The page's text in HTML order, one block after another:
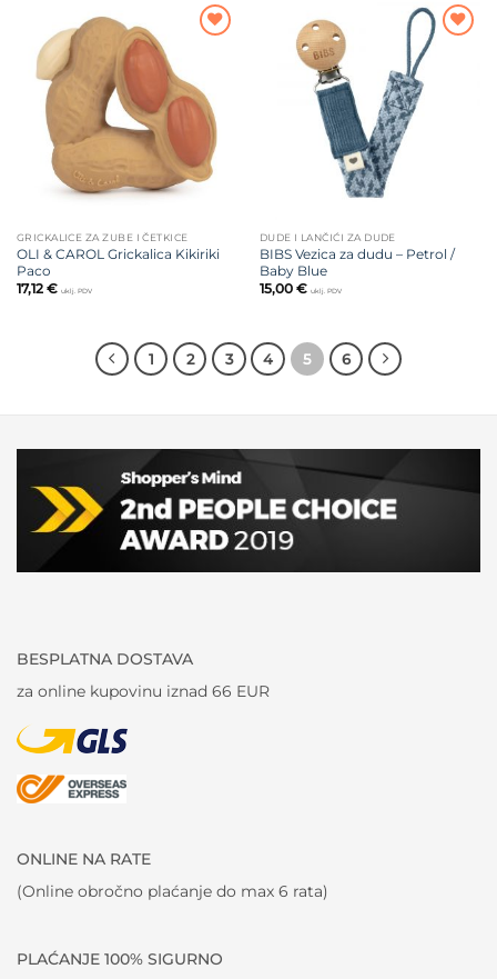
GRICKALICE ZA ZUBE I ČETKICE
OLI & CAROL Grickalica Kikiriki
Paco
17,12 € uklj. PDV
Dodajte
DUDE I LANČIĆI ZA DUDE
BIBS Vezica za dudu – Petrol /
Baby Blue
15,00 € uklj. PDV
1 2 3 4 5 6
BESPLATNA DOSTAVA
za online kupovinu iznad 66 EUR
ONLINE NA RATE
(Online obročno plaćanje do max 6 rata)
PLAĆANJE 100% SIGURNO